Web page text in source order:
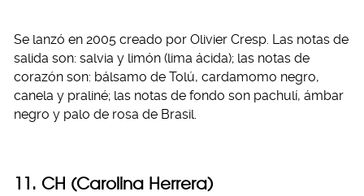
Se lanzó en 2005 creado por Olivier Cresp. Las notas de
salida son: salvia y limón (lima ácida); las notas de
corazón son: bálsamo de Tolú, cardamomo negro,
canela y praliné; las notas de fondo son pachulí, ámbar
negro y palo de rosa de Brasil.
11. CH (Carolina Herrera)